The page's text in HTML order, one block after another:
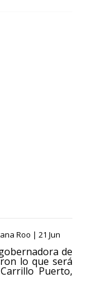
Roo | 21 Jun
de
lo que será
Puerto,